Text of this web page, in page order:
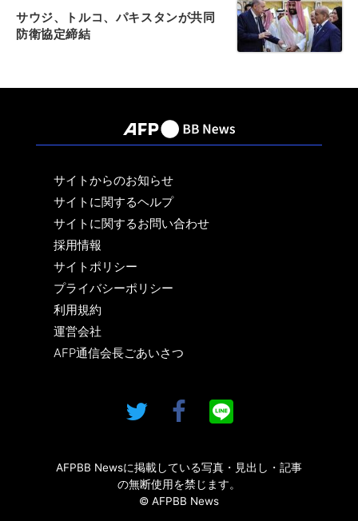
サウジ、トルコ、パキスタンが共同
防衛協定締結
サイトからのお知らせ
サイトに関するヘルプ
サイトに関するお問い合わせ
採用情報
サイトポリシー
プライバシーポリシー
利用規約
運営会社
AFP通信会長ごあいさつ
AFPBB Newsに掲載している写真・見出し・記事
の無断使用を禁じます。
© AFPBB News